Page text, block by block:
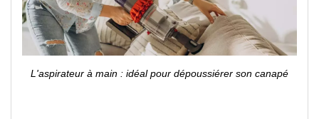
L'aspirateur à main : idéal pour dépoussiérer son canapé